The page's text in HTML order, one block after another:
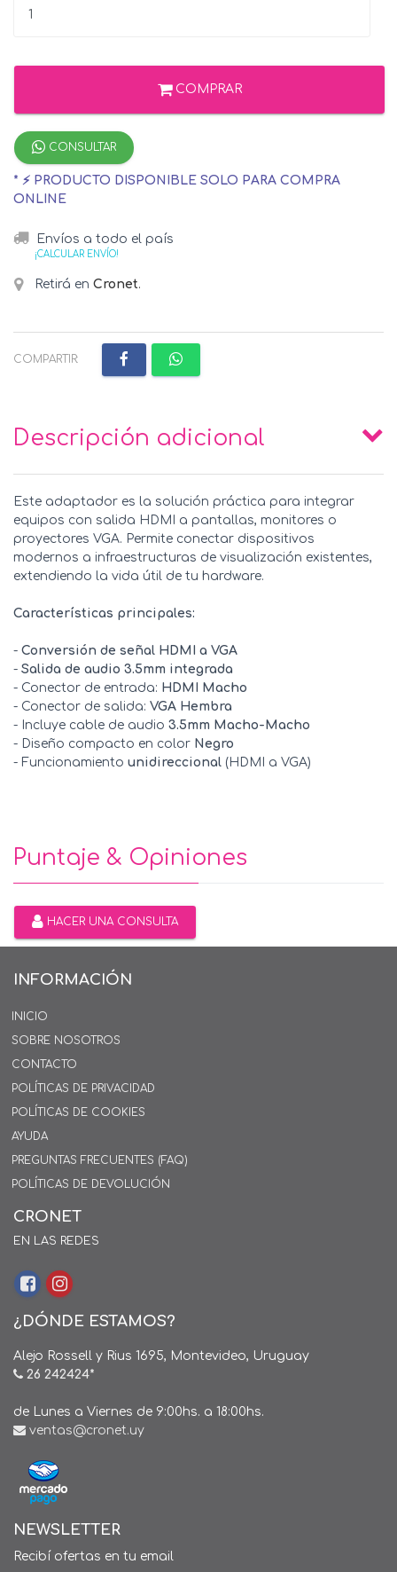
COMPRAR
CONSULTAR
* ⚡ PRODUCTO DISPONIBLE SOLO PARA COMPRA
ONLINE
Envíos a todo el país
¡CALCULAR ENVÍO!
Retirá en Cronet.
COMPARTIR:
Descripción adicional
Este adaptador es la solución práctica para integrar
equipos con salida HDMI a pantallas, monitores o
proyectores VGA. Permite conectar dispositivos
modernos a infraestructuras de visualización existentes,
extendiendo la vida útil de tu hardware.
Características principales:
- Conversión de señal HDMI a VGA
- Salida de audio 3.5mm integrada
- Conector de entrada: HDMI Macho
- Conector de salida: VGA Hembra
- Incluye cable de audio 3.5mm Macho-Macho
- Diseño compacto en color Negro
- Funcionamiento unidireccional (HDMI a VGA)
Puntaje & Opiniones
HACER UNA CONSULTA
INFORMACIÓN
INICIO
SOBRE NOSOTROS
CONTACTO
POLÍTICAS DE PRIVACIDAD
POLÍTICAS DE COOKIES
AYUDA
PREGUNTAS FRECUENTES (FAQ)
POLÍTICAS DE DEVOLUCIÓN
CRONET
EN LAS REDES
¿DÓNDE ESTAMOS?
Alejo Rossell y Rius 1695, Montevideo, Uruguay
26 242424*
de Lunes a Viernes de 9:00hs. a 18:00hs.
ventas@cronet.uy
NEWSLETTER
Recibí ofertas en tu email